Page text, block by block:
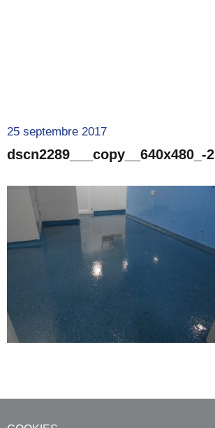
25 septembre 2017
dscn2289___copy__640x480_-2